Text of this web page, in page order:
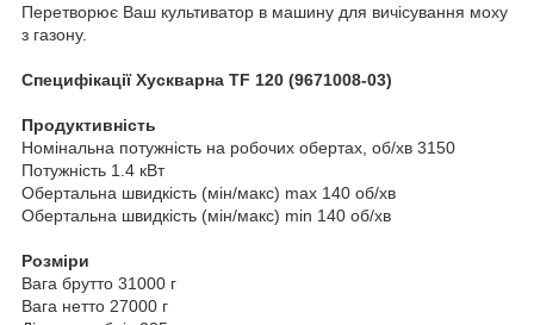
Перетворює Ваш культиватор в машину для вичісування моху
з газону.
Специфікації Хускварна TF 120 (9671008-03)
Продуктивність
Номінальна потужність на робочих обертах, об/хв 3150
Потужність 1.4 кВт
Обертальна швидкість (мін/макс) max 140 об/хв
Обертальна швидкість (мін/макс) min 140 об/хв
Розміри
Вага брутто 31000 г
Вага нетто 27000 г